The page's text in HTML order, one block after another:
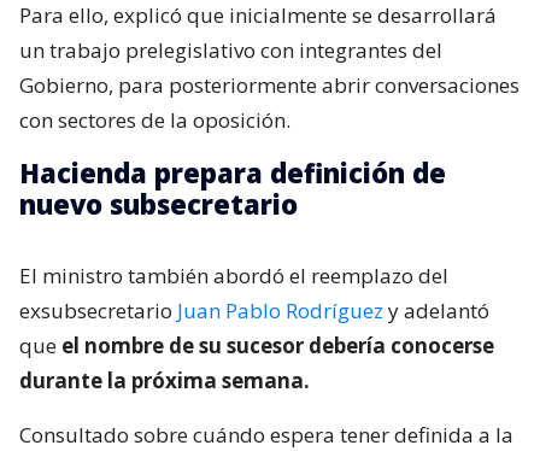
Para ello, explicó que inicialmente se desarrollará
un trabajo prelegislativo con integrantes del
Gobierno, para posteriormente abrir conversaciones
con sectores de la oposición.
Hacienda prepara definición de
nuevo subsecretario
El ministro también abordó el reemplazo del
exsubsecretario Juan Pablo Rodríguez y adelantó
que el nombre de su sucesor debería conocerse
durante la próxima semana.
Consultado sobre cuándo espera tener definida a la